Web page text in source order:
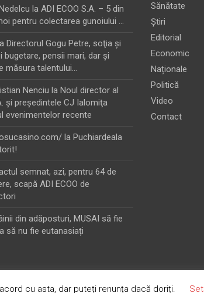
la ADI ECOO S.A. – 5 din
pentru colectarea gunoiului …
Directorul Gogu Petre, soţia şi
bugetare, pensii mari, dar şi
măsura talentului…
Nenciu la Noul director al
şi preşedintele CJ Ialomiţa
evenimentelor recente
la Puchiardeala
semnat, azi, pentru 64 de
scapă ADI ECOO de
din adăposturi, MUSAI să fie
să nu fie eutanasiați
Sănătate
Știri
Editorial
Economic
Naționale
Politică
Video
Contact
cu asta, dar puteți renunța dacă doriți.